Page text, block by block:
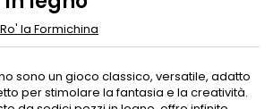
Ro' la Formichina
sono un gioco classico, versatile, adatto
per stimolare la fantasia e la creatività.